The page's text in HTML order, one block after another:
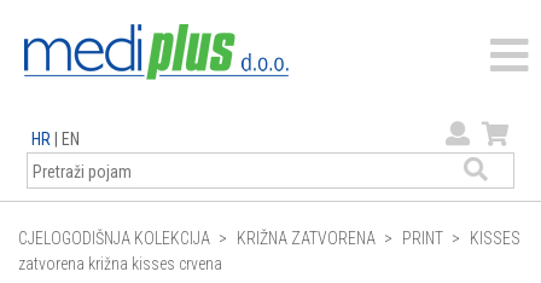
HR EN
CJELOGODIŠNJA KOLEKCIJA KRIŽNA ZATVORENA PRINT
KISSES
zatvorena križna kisses crvena